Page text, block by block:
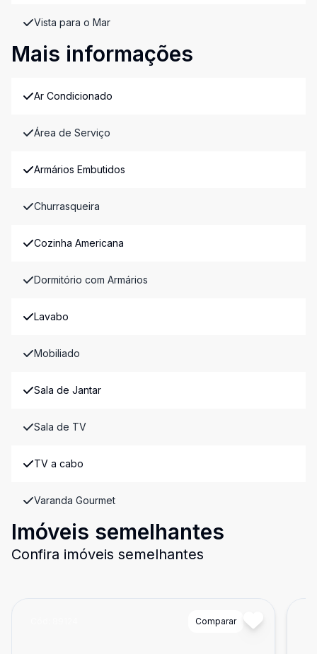
Vista para o Mar
Mais informações
Ar Condicionado
Área de Serviço
Armários Embutidos
Churrasqueira
Cozinha Americana
Dormitório com Armários
Lavabo
Mobiliado
Sala de Jantar
Sala de TV
TV a cabo
Varanda Gourmet
Imóveis semelhantes
Confira imóveis semelhantes
Comparar